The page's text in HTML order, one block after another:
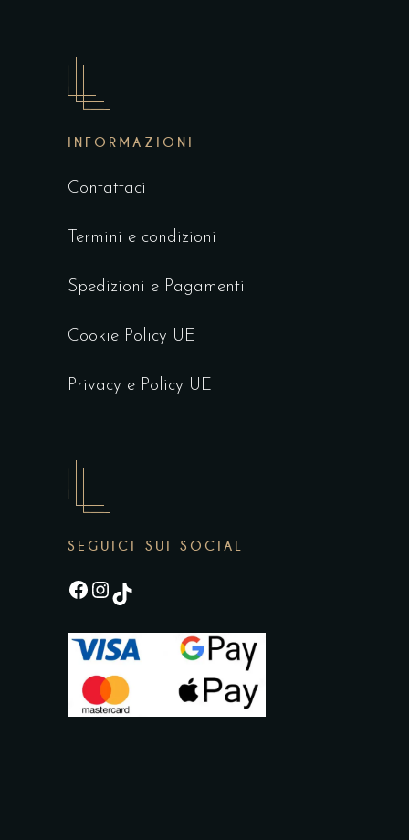
INFORMAZIONI
Contattaci
Termini e condizioni
Spedizioni e Pagamenti
Cookie Policy UE
Privacy e Policy UE
SEGUICI SUI SOCIAL